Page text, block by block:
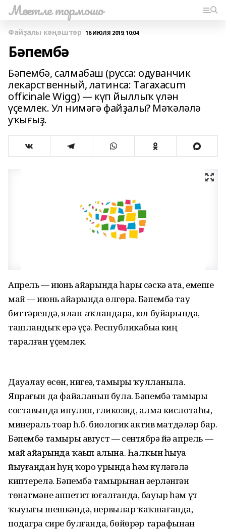
Мәсетле тормошо
Файҙалы кәңәштәр 16 ИЮЛЯ 2019, 10:04
Бәпембә
Бәпембә, салмабаш (русса: одуванчик
лекарственный, латинса: Тaraxacum
officinale Wigg) — күп йыллыҡ үлән
үҫемлек. Ул нимәгә файҙалы? Мәҡәләлә
уҡығыҙ.
Апрель — июнь айҙарында һары сәскә ата, емеше
май — июнь айҙарында өлгөрә. Бәпембә тау
биттәрендә, ялан-аҡландарҙа, юл буйҙарында,
ташландыҡ ерҙә үҫә. Республикабыҙҙа киң
таралған үҫемлек.
Дауалау өсөн, нигеҙҙә, тамыры ҡулланыла.
Япрағын да файҙаланып була. Бәпембә тамыры
составында инулин, гликозид, алма кислотаһы,
минераль тоҙҙар һ.б. биологик актив матдәләр бар.
Бәпембә тамыры август — сентябрҙә йә апрель —
май айҙарында ҡаҙып алына. Һалҡын һыуҙа
йыуғандан һуң ҡоро урында һәм күләгәлә
киптерелә. Бәпембә тамырынан әҙерләнгән
төнәтмәне аппетит юғалғанда, бауыр һәм үт
ҡыуығы шешкәндә, нервылар ҡаҡшағанда,
подагра сире булғанда, бөйөрҙәр тарафынан